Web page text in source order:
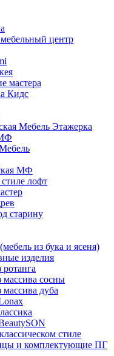
центр
мастера
Кидс
Мебель Этажерка
МФ
лофт
старину
из бука и ясеня)
изделия
массива сосны
дуба
стиле
и комплектующие ПГ